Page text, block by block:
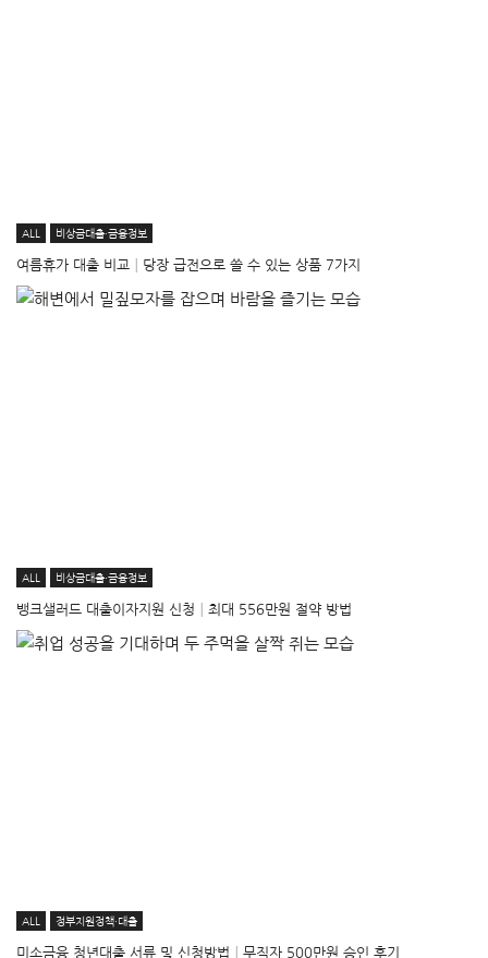
ALL 비상금대출·금융정보
여름휴가 대출 비교│당장 급전으로 쓸 수 있는 상품 7가지
ALL 비상금대출·금융정보
뱅크샐러드 대출이자지원 신청│최대 556만원 절약 방법
ALL 정부지원정책·대출
미소금융 청년대출 서류 및 신청방법│무직자 500만원 승인 후기